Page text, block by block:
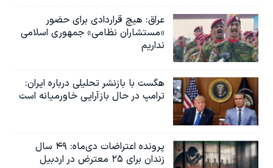
عراق: هیچ قراردادی برای حضور
«مستشاران نظامی» جمهوری اسلامی
نداریم
هگست با بازنشر تحلیلی درباره ایران:
ترامپ در حال بازآرایی خاورمیانه است
پرونده اعتراضات دی‌ماه: ۴۹ سال
زندان برای ۲۵ معترض در اردبیل